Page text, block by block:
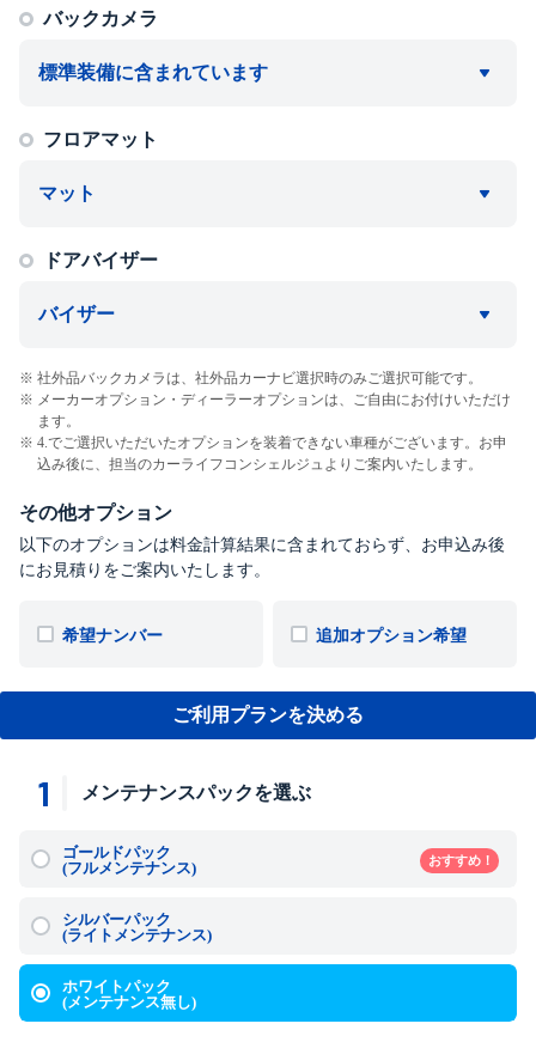
バックカメラ
標準装備に含まれています
フロアマット
マット
ドアバイザー
バイザー
社外品バックカメラは、社外品カーナビ選択時のみご選択可能です。
メーカーオプション・ディーラーオプションは、ご自由にお付けいただけ
ます。
4.でご選択いただいたオプションを装着できない車種がございます。お申
込み後に、担当のカーライフコンシェルジュよりご案内いたします。
その他オプション
以下のオプションは料金計算結果に含まれておらず、お申込み後
にお見積りをご案内いたします。
希望ナンバー 追加オプション希望
ご利用プランを決める
1 メンテナンスパックを選ぶ
ゴールドパック
(フルメンテナンス)
おすすめ！
シルバーパック
(ライトメンテナンス)
ホワイトパック
(メンテナンス無し)